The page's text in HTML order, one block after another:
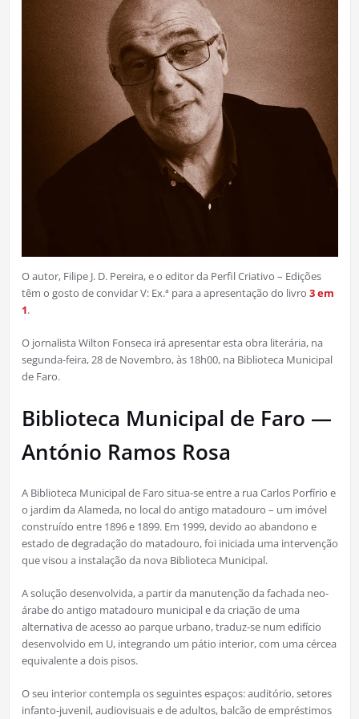
O autor, Filipe J. D. Pereira, e o editor da Perfil Criativo – Edições
têm o gosto de convidar V: Ex.ª para a apresentação do livro 3 em
1.
O jornalista Wilton Fonseca irá apresentar esta obra literária, na
segunda-feira, 28 de Novembro, às 18h00, na Biblioteca Municipal
de Faro.
Biblioteca Municipal de Faro —
António Ramos Rosa
A Biblioteca Municipal de Faro situa-se entre a rua Carlos Porfírio e
o jardim da Alameda, no local do antigo matadouro – um imóvel
construído entre 1896 e 1899. Em 1999, devido ao abandono e
estado de degradação do matadouro, foi iniciada uma intervenção
que visou a instalação da nova Biblioteca Municipal.
A solução desenvolvida, a partir da manutenção da fachada neo-
árabe do antigo matadouro municipal e da criação de uma
alternativa de acesso ao parque urbano, traduz-se num edifício
desenvolvido em U, integrando um pátio interior, com uma cércea
equivalente a dois pisos.
O seu interior contempla os seguintes espaços: auditório, setores
infanto-juvenil, audiovisuais e de adultos, balcão de empréstimos